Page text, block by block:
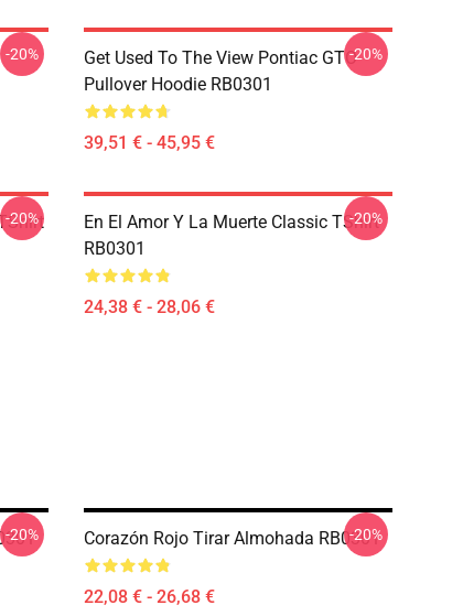
-20%
Get Used To The View Pontiac GTO
Pullover Hoodie RB0301
39,51 € - 45,95 €
-20%
-20%
En El Amor Y La Muerte Classic TShirt
RB0301
24,38 € - 28,06 €
-20%
-20% Corazón Rojo Tirar Almohada RB0301
22,08 € - 26,68 €
-20%